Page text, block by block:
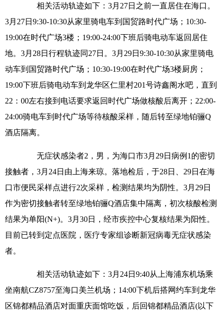
相关活动轨迹如下：3月27日之前一直居住在海口。
3月27日9:30-10:30从家里骑电车到国贸路时代广场；10:30-
19:00在时代广场3楼；19:00-24:00下班后骑电动车返回居住
地。3月28日行程轨迹同27日。3月29日9:30-10:30从家里骑电
动车到国贸路时代广场；10:30-19:00在时代广场3楼厨房；
19:00下班后骑电动车到龙华区仁里村201号诗鑫阁水吧，直到
22：00左右接到电话要求返回时代广场做核酸后离开；22:00-
24:00骑电车到时代广场等待核酸采样，随后转至绿地铂骊Q
酒店隔离。
无症状感染者2，男，为海口市3月29日病例1的密切
接触者，3月24日由上海来琼。落地检后，于28日、29日在海
口市便民采样点进行2次采样，检测结果均为阴性。3月29日
作为密切接触者转至绿地铂骊Q酒店集中隔离，初次核酸检测
结果为单阳(N+)。3月30日，经市疾控中心复核结果为阳性。
目前已转到定点医院，医疗专家组诊断新冠病毒无症状感染
者。
相关活动轨迹如下：3月24日9:40从上海浦东机场乘
坐南航CZ8757至海口美兰机场；14:00下机后搭网约车到龙华
区锦都精品酒店对面重庆面馆吃饭，后回锦都精品酒店(以下